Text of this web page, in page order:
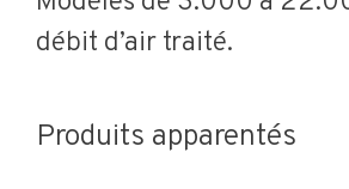
débit d’air traité.
Produits apparentés